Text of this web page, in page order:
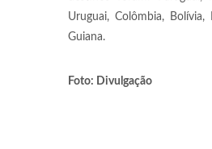
Uruguai, Colômbia, Bolívia,
Guiana.
Foto: Divulgação